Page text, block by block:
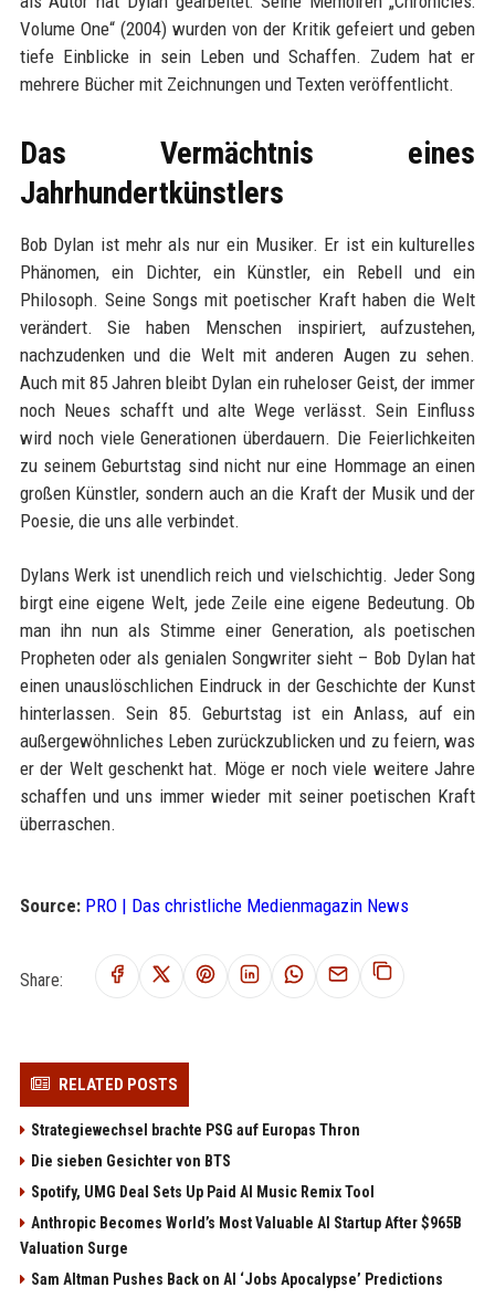
Volume One“ (2004) wurden von der Kritik gefeiert und geben
tiefe Einblicke in sein Leben und Schaffen. Zudem hat er
mehrere Bücher mit Zeichnungen und Texten veröffentlicht.
Das Vermächtnis eines
Jahrhundertkünstlers
Bob Dylan ist mehr als nur ein Musiker. Er ist ein kulturelles
Phänomen, ein Dichter, ein Künstler, ein Rebell und ein
Philosoph. Seine Songs mit poetischer Kraft haben die Welt
verändert. Sie haben Menschen inspiriert, aufzustehen,
nachzudenken und die Welt mit anderen Augen zu sehen.
Auch mit 85 Jahren bleibt Dylan ein ruheloser Geist, der immer
noch Neues schafft und alte Wege verlässt. Sein Einfluss
wird noch viele Generationen überdauern. Die Feierlichkeiten
zu seinem Geburtstag sind nicht nur eine Hommage an einen
großen Künstler, sondern auch an die Kraft der Musik und der
Poesie, die uns alle verbindet.
Dylans Werk ist unendlich reich und vielschichtig. Jeder Song
birgt eine eigene Welt, jede Zeile eine eigene Bedeutung. Ob
man ihn nun als Stimme einer Generation, als poetischen
Propheten oder als genialen Songwriter sieht – Bob Dylan hat
einen unauslöschlichen Eindruck in der Geschichte der Kunst
hinterlassen. Sein 85. Geburtstag ist ein Anlass, auf ein
außergewöhnliches Leben zurückzublicken und zu feiern, was
er der Welt geschenkt hat. Möge er noch viele weitere Jahre
schaffen und uns immer wieder mit seiner poetischen Kraft
überraschen.
Source: PRO | Das christliche Medienmagazin News
Share:
RELATED POSTS
Strategiewechsel brachte PSG auf Europas Thron
Die sieben Gesichter von BTS
Spotify, UMG Deal Sets Up Paid AI Music Remix Tool
Anthropic Becomes World’s Most Valuable AI Startup After $965B
Valuation Surge
Sam Altman Pushes Back on AI ‘Jobs Apocalypse’ Predictions